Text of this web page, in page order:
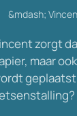
zorgt
maar